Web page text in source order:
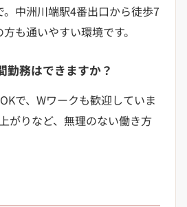
中洲川端駅4番出口から徒歩7
も通いやすい環境です。
勤務はできますか？
で、Wワークも歓迎していま
がりなど、無理のない働き方